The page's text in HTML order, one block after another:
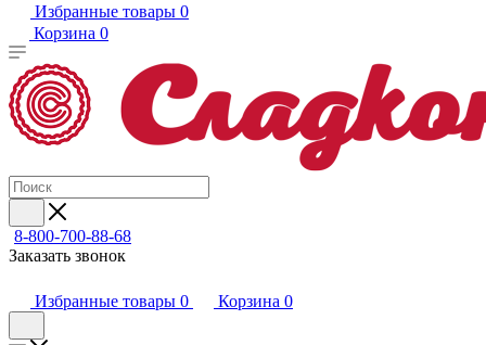
Избранные товары 0
Корзина 0
8-800-700-88-68
Заказать звонок
Избранные товары 0 Корзина 0